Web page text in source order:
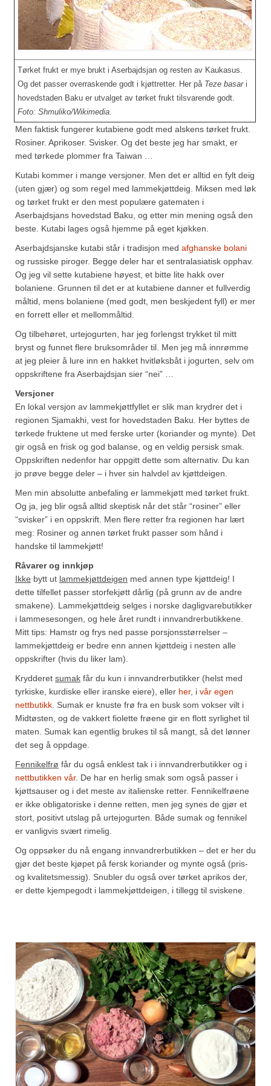
Sar (bønneurt)
Selleriblader
Tapaskrydder
Tomatflak
Om oss
Kontakt oss
Nettbutikk
Tørket frukt er mye brukt i Aserbajdsjan og resten av Kaukasus.
Og det passer overraskende godt i kjøttretter. Her på Teze basari
hovedstaden Baku er utvalget av tørket frukt tilsvarende godt.
Foto: Shmuliko/Wikimedia.
Men faktisk fungerer kutabiene godt med alskens tørket frukt.
Rosiner. Aprikoser. Svisker. Og det beste jeg har smakt, er
med tørkede plommer fra Taiwan …
Kutabi kommer i mange versjoner. Men det er alltid en fylt deig
(uten gjær) og som regel med lammekjøttdeig. Miksen med løk
og tørket frukt er den mest populære gatematen i
Aserbajdsjans hovedstad Baku, og etter min mening også den
beste. Kutabi lages også hjemme på eget kjøkken.
Aserbajdsjanske kutabi står i tradisjon med afghanske bolani
og russiske piroger. Begge deler har et sentralasiatisk opphav.
Og jeg vil sette kutabiene høyest, et bitte lite hakk over
bolaniene. Grunnen til det er at kutabiene danner et fullverdig
måltid, mens bolaniene (med godt, men beskjedent fyll) er mer
en forrett eller et mellommåltid.
Og tilbehøret, urtejogurten, har jeg forlengst trykket til mitt
bryst og funnet flere bruksområder til. Men jeg må innrømme
at jeg pleier å lure inn en hakket hvitløksbåt i jogurten, selv om
oppskriftene fra Aserbajdsjan sier “nei” …
Versjoner
En lokal versjon av lammekjøttfyllet er slik man krydrer det i
regionen Sjamakhi, vest for hovedstaden Baku. Her byttes de
tørkede fruktene ut med ferske urter (koriander og mynte). Det
gir også en frisk og god balanse, og en veldig persisk smak.
Oppskriften nedenfor har oppgitt dette som alternativ. Du kan
jo prøve begge deler – i hver sin halvdel av kjøttdeigen.
Men min absolutte anbefaling er lammekjøtt med tørket frukt.
Og ja, jeg blir også alltid skeptisk når det står “rosiner” eller
“svisker” i en oppskrift. Men flere retter fra regionen har lært
meg: Rosiner og annen tørket frukt passer som hånd i
handske til lammekjøtt!
Råvarer og innkjøp
Ikke bytt ut lammekjøttdeigen med annen type kjøttdeig! I
dette tilfellet passer storfekjøtt dårlig (på grunn av de andre
smakene). Lammekjøttdeig selges i norske dagligvarebutikker
i lammesesongen, og hele året rundt i innvandrerbutikkene.
Mitt tips: Hamstr og frys ned passe porsjonsstørrelser –
lammekjøttdeig er bedre enn annen kjøttdeig i nesten alle
oppskrifter (hvis du liker lam).
Krydderet sumak får du kun i innvandrerbutikker (helst med
tyrkiske, kurdiske eller iranske eiere), eller her, i vår egen
nettbutikk . Sumak er knuste frø fra en busk som vokser vilt i
Midtøsten, og de vakkert fiolette frøene gir en flott syrlighet til
maten. Sumak kan egentlig brukes til så mangt, så det lønner
det seg å oppdage.
Fennikelfrø får du også enklest tak i i innvandrerbutikker og i
nettbutikken vår. De har en herlig smak som også passer i
kjøttsauser og i det meste av italienske retter. Fennikelfrøene
er ikke obligatoriske i denne retten, men jeg synes de gjør et
stort, positivt utslag på urtejogurten. Både sumak og fennikel
er vanligvis svært rimelig.
Og oppsøker du nå engang innvandrerbutikken – det er her du
gjør det beste kjøpet på fersk koriander og mynte også (pris-
og kvalitetsmessig). Snubler du også over tørket aprikos der,
er dette kjempegodt i lammekjøttdeigen, i tillegg til sviskene.